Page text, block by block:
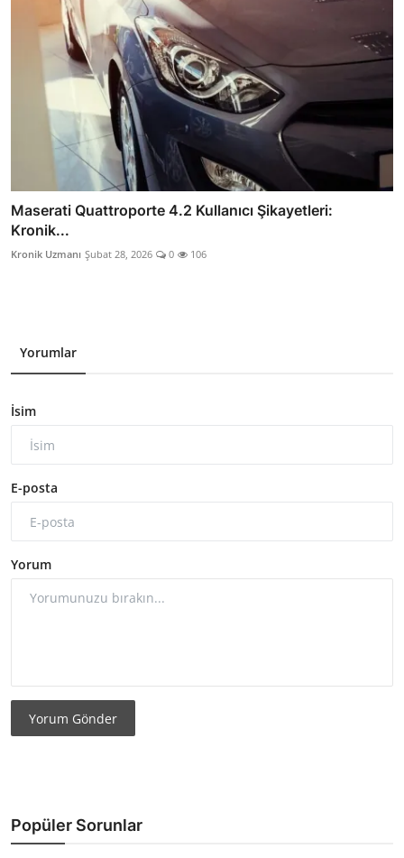
Maserati Quattroporte 4.2 Kullanıcı Şikayetleri:
Kronik...
Kronik Uzmanı Şubat 28, 2026 0 106
Yorumlar
İsim
E-posta
Yorum
Yorum Gönder
Popüler Sorunlar